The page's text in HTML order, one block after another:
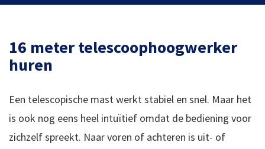
16 meter telescoophoogwerker
huren
Een telescopische mast werkt stabiel en snel. Maar het
is ook nog eens heel intuïtief omdat de bediening voor
zichzelf spreekt. Naar voren of achteren is uit- of